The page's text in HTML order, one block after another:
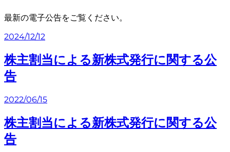
最新の電子公告をご覧ください。
2024/12/12
株主割当による新株式発行に関する公
告
2022/06/15
株主割当による新株式発行に関する公
告